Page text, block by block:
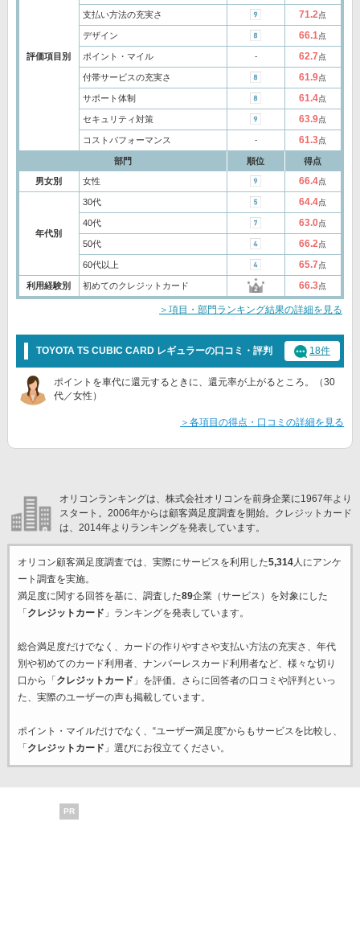
評価項目別
支払い方法の充実さ 71.2点
デザイン 66.1点
ポイント・マイル ‐ 62.7点
付帯サービスの充実さ 61.9点
サポート体制 61.4点
セキュリティ対策 63.9点
コストパフォーマンス ‐ 61.3点
部門 順位 得点
男女別 女性 66.4点
年代別
30代 64.4点
40代 63.0点
50代 66.2点
60代以上 65.7点
利用経験別 初めてのクレジットカード 66.3点
＞項目・部門ランキング結果の詳細を見る
TOYOTA TS CUBIC CARD レギュラーの口コミ・評判 18件
ポイントを車代に還元するときに、還元率が上がるところ。（30
代／女性）
＞各項目の得点・口コミの詳細を見る
オリコンランキングは、株式会社オリコンを前身企業に1967年より
スタート。2006年からは顧客満足度調査を開始。クレジットカード
は、2014年よりランキングを発表しています。
オリコン顧客満足度調査では、実際にサービスを利用した5,314人にアンケ
ート調査を実施。
満足度に関する回答を基に、調査した89企業（サービス）を対象にした
「クレジットカード 」ランキングを発表しています。
総合満足度だけでなく、カードの作りやすさや支払い方法の充実さ、年代
別や初めてのカード利用者、ナンバーレスカード利用者など、様々な切り
口から「クレジットカード 」を評価。さらに回答者の口コミや評判といっ
た、実際のユーザーの声も掲載しています。
ポイント・マイルだけでなく、“ユーザー満足度”からもサービスを比較し、
「クレジットカード 」選びにお役立てください。
PR